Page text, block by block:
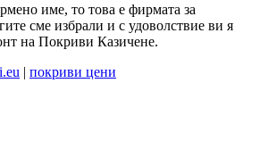
име, то това е фирмата за
сме избрали и с удоволствие ви я
на Покриви Казичене.
| покриви цени